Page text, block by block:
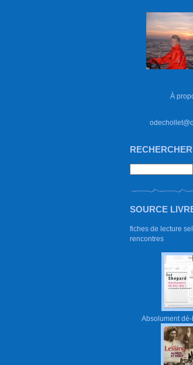
À
RECHERCHER
SOURCE
fiches de lecture
rencontres
Absolument